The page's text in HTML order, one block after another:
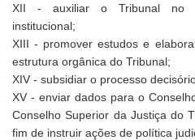
XII - auxiliar o Tribunal no
institucional;
XIII - promover estudos e
estrutura orgânica do Tribunal;
XIV - subsidiar o processo
XV - enviar dados para o
Conselho Superior da Justiça do
fim de instruir ações de política